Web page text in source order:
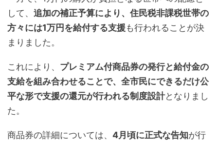
して、 追加の補正予算により、住民税非課税世帯の
方々には1万円を給付する支援も行われることが決
まりました。
これにより、 プレミアム付商品券の発行と給付金の
支給を組み合わせることで、全市民にできるだけ公
平な形で支援の還元が行われる制度設計となりまし
た。
商品券の詳細については、 4月頃に正式な告知が行